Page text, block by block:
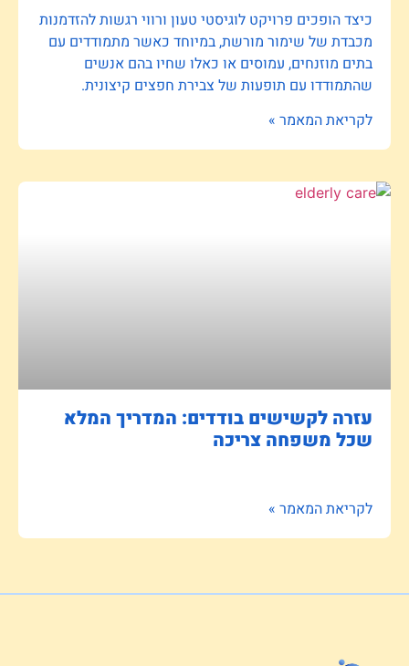
כיצד הופכים פרויקט לוגיסטי טעון ורווי רגשות להזדמנות
מכבדת של שימור מורשת, במיוחד כאשר מתמודדים עם
בתים מוזנחים, עמוסים או כאלו שחיו בהם אנשים
שהתמודדו עם תופעות של צבירת חפצים קיצונית.
לקריאת המאמר »
עזרה לקשישים בודדים: המדריך המלא
שכל משפחה צריכה
לקריאת המאמר »